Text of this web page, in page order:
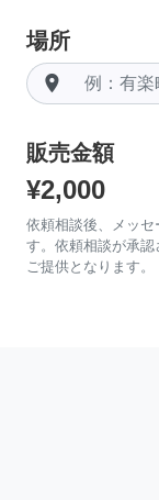
場所
room
販売金額
¥2,000
依頼相談後、メッ
す。依頼相談が承
ご提供となります。